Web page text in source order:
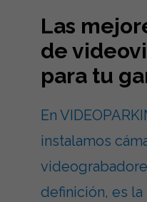
Las
de
para tu
En
instalamos
definición, es